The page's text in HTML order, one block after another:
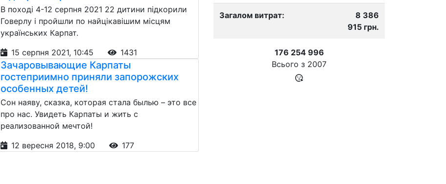
В поході 4-12 серпня 2021 22 дитини підкорили
Говерлу і пройшли по найцікавішим місцям
українських Карпат.
15 серпня 2021, 10:45
1431
Зачаровывающие Карпаты
гостеприимно приняли запорожских
особенных детей!
Сон наяву, сказка, которая стала былью – это все
про нас. Увидеть Карпаты и жить с
реализованной мечтой!
12 вересня 2018, 9:00
177
Загалом витрат:
8 386
915 грн.
176 254 996
Всього з 2007